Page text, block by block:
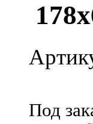
Под